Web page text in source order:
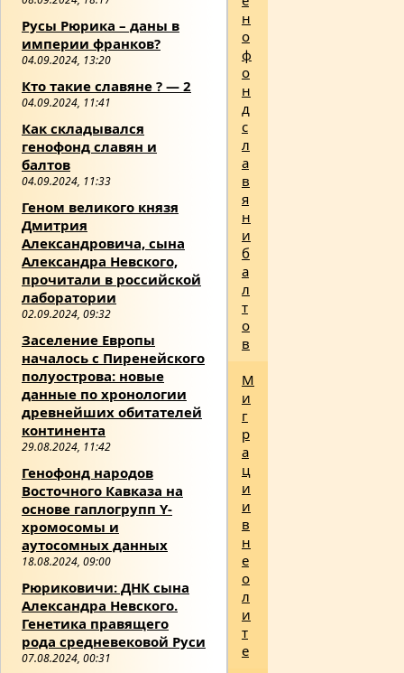
Русы Рюрика – даны в
империи франков?
04.09.2024, 13:20
Кто такие славяне ? — 2
04.09.2024, 11:41
Как складывался
генофонд славян и
балтов
04.09.2024, 11:33
Геном великого князя
Дмитрия
Александровича, сына
Александра Невского,
прочитали в российской
лаборатории
02.09.2024, 09:32
Заселение Европы
началось с Пиренейского
полуострова: новые
данные по хронологии
древнейших обитателей
континента
29.08.2024, 11:42
Генофонд народов
Восточного Кавказа на
основе гаплогрупп Y-
хромосомы и
аутосомных данных
18.08.2024, 09:00
Рюриковичи: ДНК сына
Александра Невского.
Генетика правящего
рода средневековой Руси
07.08.2024, 00:31
н
о
ф
о
н
д
с
л
а
в
я
н
и
б
а
л
т
о
в
М
и
г
р
а
ц
и
и
в
н
е
о
л
и
т
е